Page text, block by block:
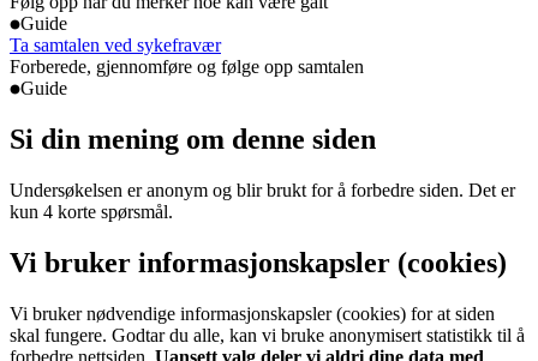
Guide
Ta samtalen ved sykefravær
Forberede, gjennomføre og følge opp samtalen
Guide
Si din mening om denne siden
Undersøkelsen er anonym og blir brukt for å forbedre siden. Det er
kun 4 korte spørsmål.
Vi bruker informasjonskapsler (cookies)
Vi bruker nødvendige informasjonskapsler (cookies) for at siden
skal fungere. Godtar du alle, kan vi bruke anonymisert statistikk til å
forbedre nettsiden. Uansett valg deler vi aldri dine data med